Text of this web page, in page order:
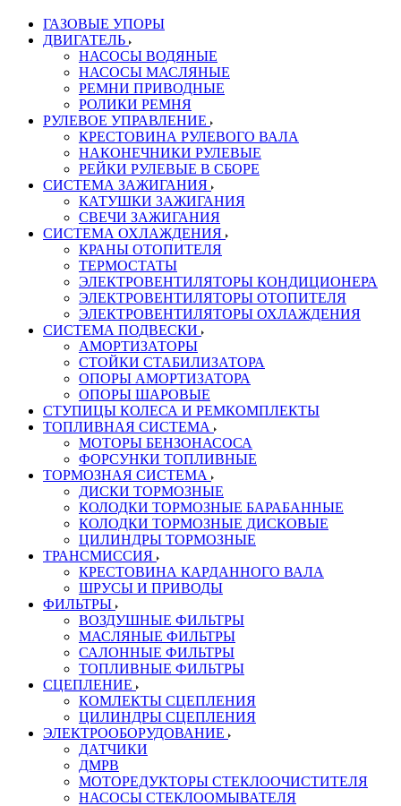
ГАЗОВЫЕ УПОРЫ
ДВИГАТЕЛЬ
НАСОСЫ ВОДЯНЫЕ
НАСОСЫ МАСЛЯНЫЕ
РЕМНИ ПРИВОДНЫЕ
РОЛИКИ РЕМНЯ
РУЛЕВОЕ УПРАВЛЕНИЕ
КРЕСТОВИНА РУЛЕВОГО ВАЛА
НАКОНЕЧНИКИ РУЛЕВЫЕ
РЕЙКИ РУЛЕВЫЕ В СБОРЕ
СИСТЕМА ЗАЖИГАНИЯ
КАТУШКИ ЗАЖИГАНИЯ
СВЕЧИ ЗАЖИГАНИЯ
СИСТЕМА ОХЛАЖДЕНИЯ
КРАНЫ ОТОПИТЕЛЯ
ТЕРМОСТАТЫ
ЭЛЕКТРОВЕНТИЛЯТОРЫ КОНДИЦИОНЕРА
ЭЛЕКТРОВЕНТИЛЯТОРЫ ОТОПИТЕЛЯ
ЭЛЕКТРОВЕНТИЛЯТОРЫ ОХЛАЖДЕНИЯ
СИСТЕМА ПОДВЕСКИ
АМОРТИЗАТОРЫ
СТОЙКИ СТАБИЛИЗАТОРА
ОПОРЫ АМОРТИЗАТОРА
ОПОРЫ ШАРОВЫЕ
СТУПИЦЫ КОЛЕСА И РЕМКОМПЛЕКТЫ
ТОПЛИВНАЯ СИСТЕМА
МОТОРЫ БЕНЗОНАСОСА
ФОРСУНКИ ТОПЛИВНЫЕ
ТОРМОЗНАЯ СИСТЕМА
ДИСКИ ТОРМОЗНЫЕ
КОЛОДКИ ТОРМОЗНЫЕ БАРАБАННЫЕ
КОЛОДКИ ТОРМОЗНЫЕ ДИСКОВЫЕ
ЦИЛИНДРЫ ТОРМОЗНЫЕ
ТРАНСМИССИЯ
КРЕСТОВИНА КАРДАННОГО ВАЛА
ШРУСЫ И ПРИВОДЫ
ФИЛЬТРЫ
ВОЗДУШНЫЕ ФИЛЬТРЫ
МАСЛЯНЫЕ ФИЛЬТРЫ
САЛОННЫЕ ФИЛЬТРЫ
ТОПЛИВНЫЕ ФИЛЬТРЫ
СЦЕПЛЕНИЕ
КОМЛЕКТЫ СЦЕПЛЕНИЯ
ЦИЛИНДРЫ СЦЕПЛЕНИЯ
ЭЛЕКТРООБОРУДОВАНИЕ
ДАТЧИКИ
ДМРВ
МОТОРЕДУКТОРЫ СТЕКЛООЧИСТИТЕЛЯ
НАСОСЫ СТЕКЛООМЫВАТЕЛЯ